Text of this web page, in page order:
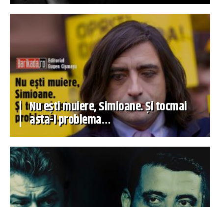
Nu ești muiere, Simioane. Și tocmai
asta-i problema…